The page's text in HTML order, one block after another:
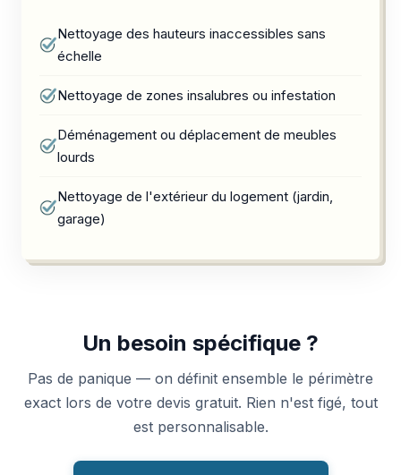
Nettoyage des hauteurs inaccessibles sans
échelle
Nettoyage de zones insalubres ou infestation
Déménagement ou déplacement de meubles
lourds
Nettoyage de l'extérieur du logement (jardin,
garage)
Un besoin spécifique ?
Pas de panique — on définit ensemble le périmètre
exact lors de votre devis gratuit. Rien n'est figé, tout
est personnalisable.